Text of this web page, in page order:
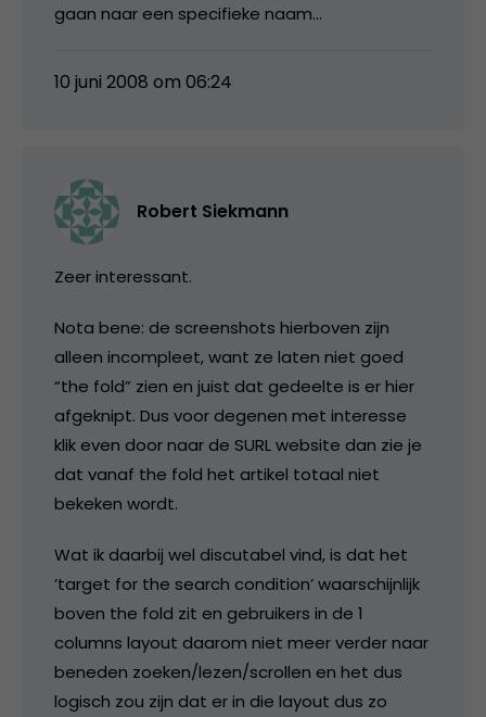
gaan naar een specifieke naam…
10 juni 2008 om 06:24
Robert Siekmann
Zeer interessant.
Nota bene: de screenshots hierboven zijn
alleen incompleet, want ze laten niet goed
“the fold” zien en juist dat gedeelte is er hier
afgeknipt. Dus voor degenen met interesse
klik even door naar de SURL website dan zie je
dat vanaf the fold het artikel totaal niet
bekeken wordt.
Wat ik daarbij wel discutabel vind, is dat het
’target for the search condition’ waarschijnlijk
boven the fold zit en gebruikers in de 1
columns layout daarom niet meer verder naar
beneden zoeken/lezen/scrollen en het dus
logisch zou zijn dat er in die layout dus zo